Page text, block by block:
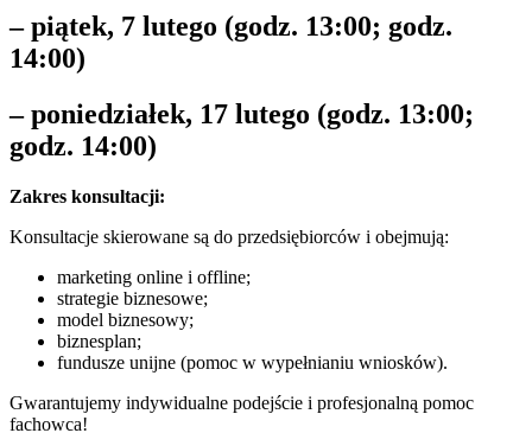
– piątek, 7 lutego (godz. 13:00; godz.
14:00)
– poniedziałek, 17 lutego (godz. 13:00;
godz. 14:00)
Zakres konsultacji:
Konsultacje skierowane są do przedsiębiorców i obejmują:
marketing online i offline;
strategie biznesowe;
model biznesowy;
biznesplan;
fundusze unijne (pomoc w wypełnianiu wniosków).
Gwarantujemy indywidualne podejście i profesjonalną pomoc
fachowca!